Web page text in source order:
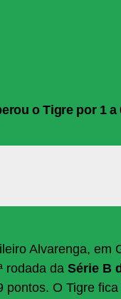
o Tigre por 1 a
Alvarenga, em
rodada da Série B
O Tigre fica